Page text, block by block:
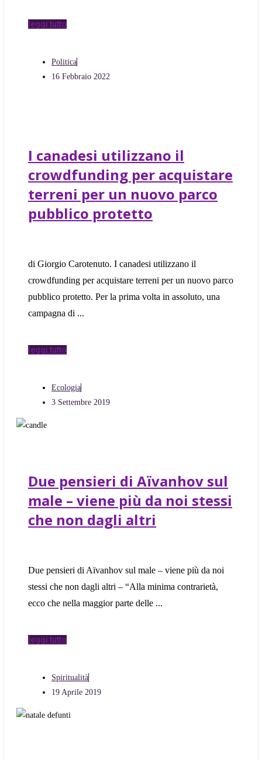
leggi tutto
Politica
16 Febbraio 2022
I canadesi utilizzano il
crowdfunding per acquistare
terreni per un nuovo parco
pubblico protetto
di Giorgio Carotenuto. I canadesi utilizzano il
crowdfunding per acquistare terreni per un nuovo parco
pubblico protetto. Per la prima volta in assoluto, una
campagna di
leggi tutto
Ecologia
3 Settembre 2019
Due pensieri di Aïvanhov sul
male – viene più da noi stessi
che non dagli altri
Due pensieri di Aïvanhov sul male – viene più da noi
stessi che non dagli altri – “Alla minima contrarietà,
ecco che nella maggior parte delle
leggi tutto
Spiritualità
19 Aprile 2019